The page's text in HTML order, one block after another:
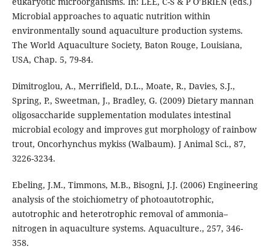
Microbial approaches to aquatic nutrition within
environmentally sound aquaculture production systems.
The World Aquaculture Society, Baton Rouge, Louisiana,
USA, Chap. 5, 79-84.
Dimitroglou, A., Merrifield, D.L., Moate, R., Davies, S.J.,
Spring, P., Sweetman, J., Bradley, G. (2009) Dietary mannan
oligosaccharide supplementation modulates intestinal
microbial ecology and improves gut morphology of rainbow
trout, Oncorhynchus mykiss (Walbaum). J Animal Sci., 87,
3226-3234.
Ebeling, J.M., Timmons, M.B., Bisogni, J.J. (2006) Engineering
analysis of the stoichiometry of photoautotrophic,
autotrophic and heterotrophic removal of ammonia–
nitrogen in aquaculture systems. Aquaculture., 257, 346-
358.